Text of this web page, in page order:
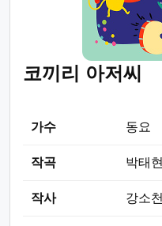
코끼리 아저씨
가수 동요
작곡 박태현
작사 강소천